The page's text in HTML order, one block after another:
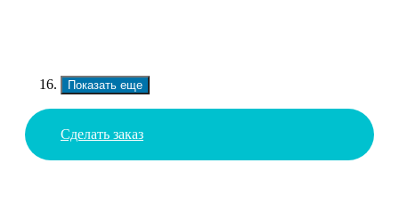
Показать еще
Сделать заказ